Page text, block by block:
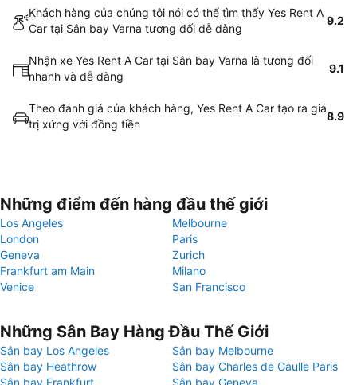
Khách hàng của chúng tôi nói có thể tìm thấy Yes Rent A
Car tại Sân bay Varna tương đối dễ dàng
9.2
Nhận xe Yes Rent A Car tại Sân bay Varna là tương đối
nhanh và dễ dàng
9.1
Theo đánh giá của khách hàng, Yes Rent A Car tạo ra giá
trị xứng với đồng tiền
8.9
Những điểm đến hàng đầu thế giới
Los Angeles
Melbourne
London
Paris
Geneva
Zurich
Frankfurt am Main
Milano
Venice
San Francisco
Những Sân Bay Hàng Đầu Thế Giới
Sân bay Los Angeles
Sân bay Melbourne
Sân bay Heathrow
Sân bay Charles de Gaulle Paris
Sân bay Frankfurt
Sân bay Geneva